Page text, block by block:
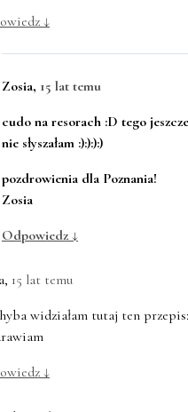
↓
Zosia, 15 lat temu
cudo na resorach :D tego jeszcze
nie słyszałam :):):):)
pozdrowienia dla Poznania!
Zosia
Odpowiedz ↓
, 15 lat temu
widziałam tutaj ten
↓